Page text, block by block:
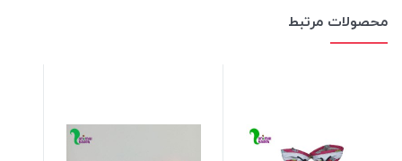
محصولات مرتبط